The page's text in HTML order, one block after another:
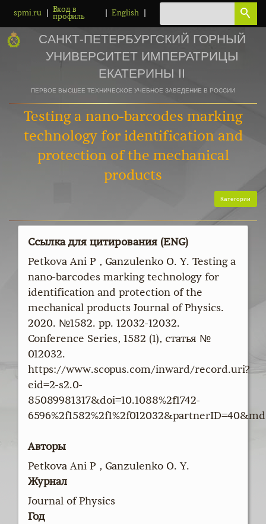
spmi.ru
Вход в
профиль
English
САНКТ-ПЕТЕРБУРГСКИЙ ГОРНЫЙ
УНИВЕРСИТЕТ ИМПЕРАТРИЦЫ
ЕКАТЕРИНЫ II
ПЕРВОЕ ВЫСШЕЕ ТЕХНИЧЕСКОЕ УЧЕБНОЕ ЗАВЕДЕНИЕ В РОССИИ
Testing a nano-barcodes marking
technology for identification and
protection of the mechanical
products
Категории
Ссылка для цитирования (ENG)
Petkova Ani P , Ganzulenko O. Y. Testing a
nano-barcodes marking technology for
identification and protection of the
mechanical products Journal of Physics.
2020. №1582. pp. 12032-12032.
Conference Series, 1582 (1), статья №
012032.
https://www.scopus.com/inward/record.uri?
eid=2-s2.0-
85089981317&doi=10.1088%2f1742-
Авторы
Petkova Ani P , Ganzulenko O. Y.
Журнал
Journal of Physics
Год